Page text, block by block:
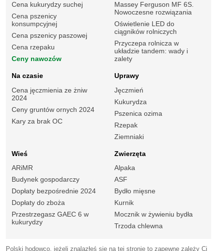
Cena kukurydzy suchej
Cena pszenicy
konsumpcyjnej
Cena pszenicy paszowej
Cena rzepaku
Ceny nawozów
Massey Ferguson MF 6S.
Nowoczesne rozwiązania
Oświetlenie LED do
ciągników rolniczych
Przyczepa rolnicza w
układzie tandem: wady i
zalety
Na czasie
Cena jęczmienia ze żniw
2024
Ceny gruntów ornych 2024
Kary za brak OC
Uprawy
Jęczmień
Kukurydza
Pszenica ozima
Rzepak
Ziemniaki
Wieś
ARiMR
Budynek gospodarczy
Dopłaty bezpośrednie 2024
Dopłaty do zboża
Przestrzegasz GAEC 6 w
kukurydzy
Zwierzęta
Alpaka
ASF
Bydło mięsne
Kurnik
Mocznik w żywieniu bydła
Trzoda chlewna
Polski hodowco, jeżeli znalazłeś się na tej stronie to zapewne zależy Ci